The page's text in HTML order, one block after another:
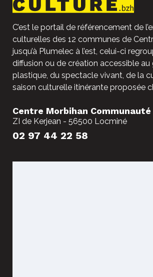
C’est le portail de référencement de
culturelles des 12 communes de
jusqu’à Plumelec à l’est, celui-ci
diffusion ou de création accessible
plastique, du spectacle vivant, de la
saison culturelle itinérante proposée
Centre Morbihan Communauté
ZI de Kerjean - 56500 Locminé
02 97 44 22 58